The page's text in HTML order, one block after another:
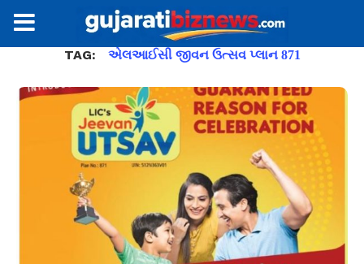
TAG: એલઆઈસી જીવન ઉત્સવ પ્લાન 871